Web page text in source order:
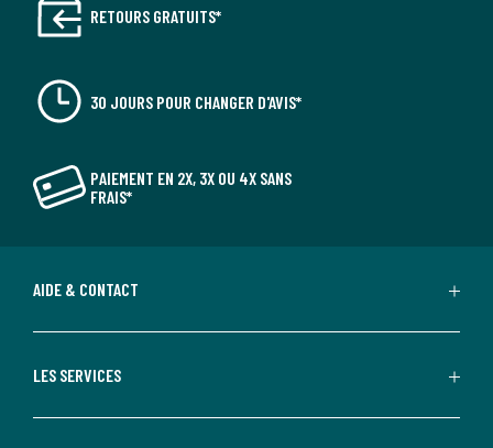
RETOURS GRATUITS*
30 JOURS POUR CHANGER D'AVIS*
PAIEMENT EN 2X, 3X OU 4X SANS
FRAIS*
AIDE & CONTACT
LES SERVICES